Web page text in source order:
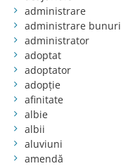
administrare
administrare bunuri
administrator
adoptat
adoptator
adopție
afinitate
albie
albii
aluviuni
amendă